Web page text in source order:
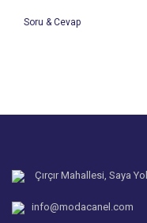
Bu ürüne benzer
Soru & Cevap
Ezgi Karakaş | 24/04/2025
Çırçır Mahallesi, Saya
info@modacanel.com